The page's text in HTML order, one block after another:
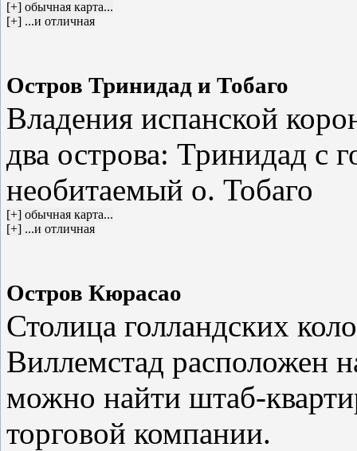
Остров Тринидад и Тобаго
Владения испанской
два острова: Тринидад с
необитаемый о. Тобаго
Остров Кюрасао
Столица голландских
Виллемстад расположен
можно найти штаб-
торговой компании.